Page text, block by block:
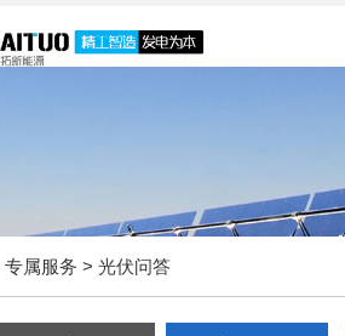
专属服务 > 光伏问答